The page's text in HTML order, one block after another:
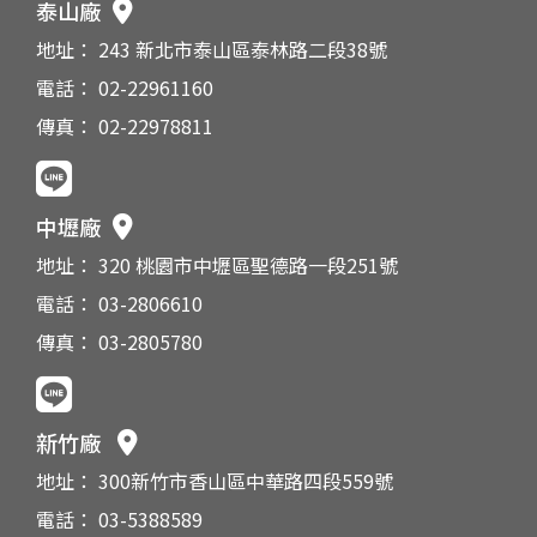
泰山廠
地址： 243 新北市泰山區泰林路二段38號
電話： 02-22961160
傳真： 02-22978811
中壢廠
地址： 320 桃園市中壢區聖德路一段251號
電話： 03-2806610
傳真： 03-2805780
新竹廠
地址： 300新竹市香山區中華路四段559號
電話： 03-5388589